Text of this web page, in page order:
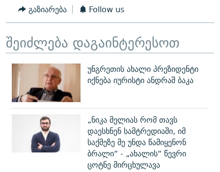
გაზიარება Follow us
შეიძლება დაგაინტერესოთ
უნგრეთის ახალი პრეზიდენტი
იქნება იურისტი ანდრაშ ბაკა
„ნიკა მელიას რომ თავს
დაესხნენ სამტრედიაში, იმ
საქმეზე მე უნდა წამიყენონ
ბრალი“ - „ახალის“ წევრი
ცოტნე მირცხულავა